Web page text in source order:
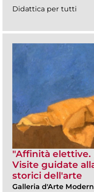
Didattica per tutti
"Affinità elettive.
Visite guidate
storici dell'arte
Galleria d'Arte